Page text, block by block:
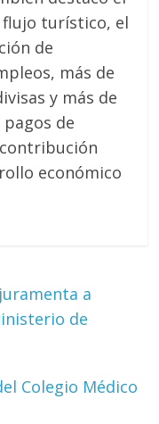
flujo turístico, el
de
más de
y más de
de
económico
a
de
Colegio Médico